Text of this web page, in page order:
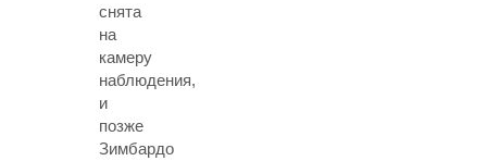
снята
на
камеру
наблюдения,
и
позже
Зимбардо